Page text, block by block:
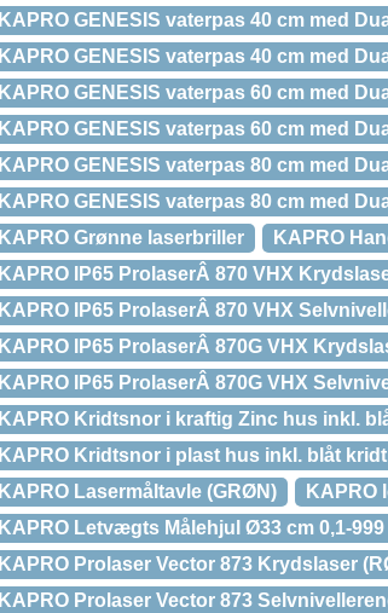
KAPRO GENESIS vaterpas 40 cm med
KAPRO GENESIS vaterpas 40 cm med
KAPRO GENESIS vaterpas 60 cm med
KAPRO GENESIS vaterpas 60 cm med
KAPRO GENESIS vaterpas 80 cm med
KAPRO GENESIS vaterpas 80 cm med
KAPRO Grønne laserbriller
KAPRO
KAPRO IP65 ProlaserÂ 870 VHX
KAPRO IP65 ProlaserÂ 870 VHX
KAPRO IP65 ProlaserÂ 870G VHX
KAPRO IP65 ProlaserÂ 870G VHX
KAPRO Kridtsnor i kraftig Zinc hus inkl.
KAPRO Kridtsnor i plast hus inkl. blåt
KAPRO Lasermåltavle (GRØN)
KAPRO
KAPRO Letvægts Målehjul Ø33 cm 0,1-999
KAPRO Prolaser Vector 873 Krydslaser
KAPRO Prolaser Vector 873